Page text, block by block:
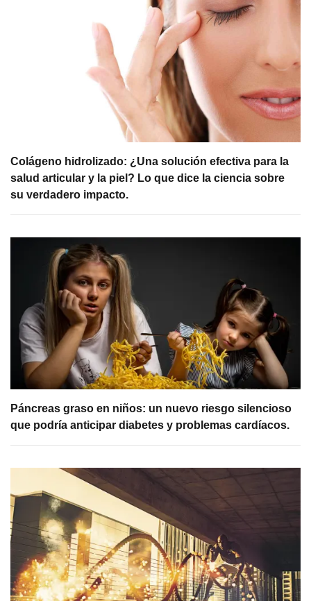
Colágeno hidrolizado: ¿Una solución efectiva para la
salud articular y la piel? Lo que dice la ciencia sobre
su verdadero impacto.
Páncreas graso en niños: un nuevo riesgo silencioso
que podría anticipar diabetes y problemas cardíacos.